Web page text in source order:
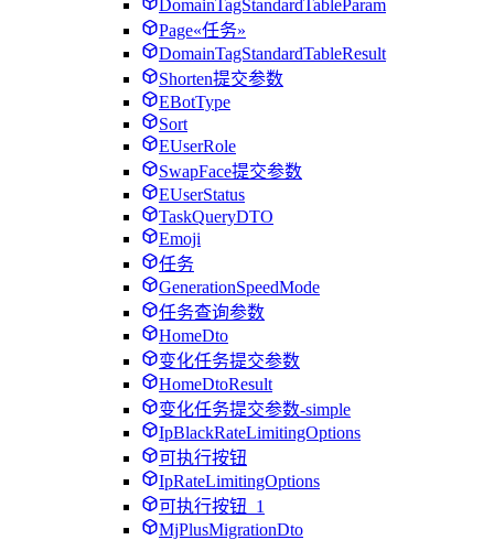
DomainTagStandardTableParam
Page«任务»
DomainTagStandardTableResult
Shorten提交参数
EBotType
Sort
EUserRole
SwapFace提交参数
EUserStatus
TaskQueryDTO
Emoji
任务
GenerationSpeedMode
任务查询参数
HomeDto
变化任务提交参数
HomeDtoResult
变化任务提交参数-simple
IpBlackRateLimitingOptions
可执行按钮
IpRateLimitingOptions
可执行按钮_1
MjPlusMigrationDto